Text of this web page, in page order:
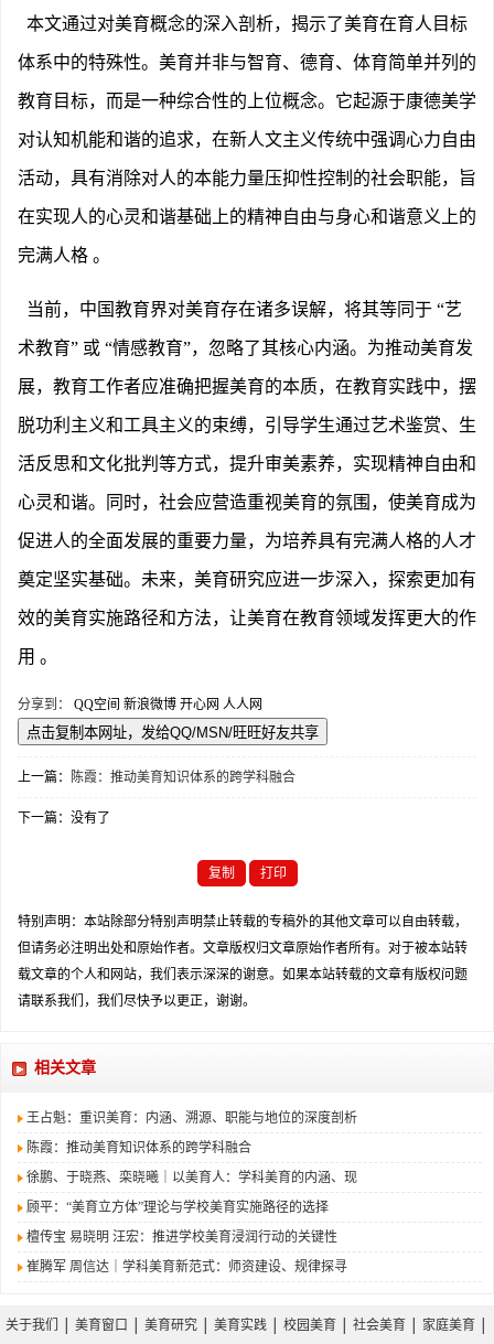
本文通过对美育概念的深入剖析，揭示了美育在育人目标
体系中的特殊性。美育并非与智育、德育、体育简单并列的
教育目标，而是一种综合性的上位概念。它起源于康德美学
对认知机能和谐的追求，在新人文主义传统中强调心力自由
活动，具有消除对人的本能力量压抑性控制的社会职能，旨
在实现人的心灵和谐基础上的精神自由与身心和谐意义上的
完满人格 。
当前，中国教育界对美育存在诸多误解，将其等同于 “艺
术教育” 或 “情感教育”，忽略了其核心内涵。为推动美育发
展，教育工作者应准确把握美育的本质，在教育实践中，摆
脱功利主义和工具主义的束缚，引导学生通过艺术鉴赏、生
活反思和文化批判等方式，提升审美素养，实现精神自由和
心灵和谐。同时，社会应营造重视美育的氛围，使美育成为
促进人的全面发展的重要力量，为培养具有完满人格的人才
奠定坚实基础。未来，美育研究应进一步深入，探索更加有
效的美育实施路径和方法，让美育在教育领域发挥更大的作
用 。
分享到： QQ空间 新浪微博 开心网 人人网
上一篇： 陈霞：推动美育知识体系的跨学科融合
下一篇：没有了
复制 打印
特别声明：本站除部分特别声明禁止转载的专稿外的其他文章可以自由转载，
但请务必注明出处和原始作者。文章版权归文章原始作者所有。对于被本站转
载文章的个人和网站，我们表示深深的谢意。如果本站转载的文章有版权问题
请联系我们，我们尽快予以更正，谢谢。
相关文章
王占魁：重识美育：内涵、溯源、职能与地位的深度剖析
陈霞：推动美育知识体系的跨学科融合
徐鹏、于晓燕、栾晓曦｜以美育人：学科美育的内涵、现
顾平：“美育立方体”理论与学校美育实施路径的选择
檀传宝 易晓明 汪宏：推进学校美育浸润行动的关键性
崔腾军 周信达｜学科美育新范式：师资建设、规律探寻
关于我们 美育窗口 美育研究 美育实践 校园美育 社会美育 家庭美育